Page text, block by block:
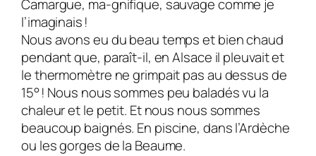
Camargue, ma-gnifique, sauvage comme je
l’imaginais !
Nous avons eu du beau temps et bien chaud
pendant que, paraît-il, en Alsace il pleuvait et
le thermomètre ne grimpait pas au dessus de
15° ! Nous nous sommes peu baladés vu la
chaleur et le petit. Et nous nous sommes
beaucoup baignés. En piscine, dans l’Ardèche
ou les gorges de la Beaume.